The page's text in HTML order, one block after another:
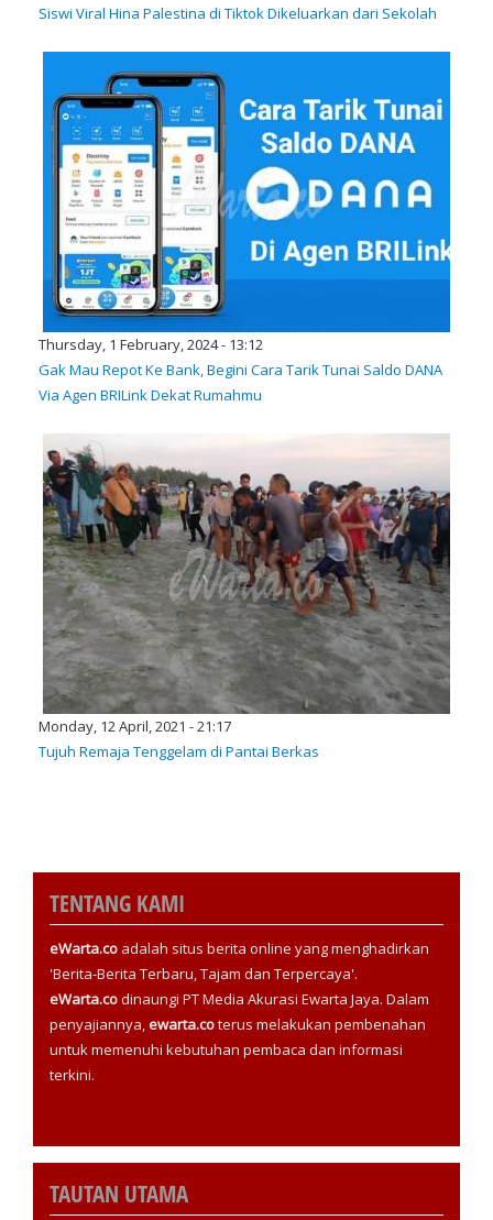
Siswi Viral Hina Palestina di Tiktok Dikeluarkan dari Sekolah
Thursday, 1 February, 2024 - 13:12
Gak Mau Repot Ke Bank, Begini Cara Tarik Tunai Saldo DANA
Via Agen BRILink Dekat Rumahmu
Monday, 12 April, 2021 - 21:17
Tujuh Remaja Tenggelam di Pantai Berkas
TENTANG KAMI
eWarta.co adalah situs berita online yang menghadirkan
'Berita-Berita Terbaru, Tajam dan Terpercaya'.
eWarta.codinaungi PT Media Akurasi Ewarta Jaya. Dalam
penyajiannya,ewarta.coterus melakukan pembenahan
untuk memenuhi kebutuhan pembaca dan informasi
terkini.
TAUTAN UTAMA